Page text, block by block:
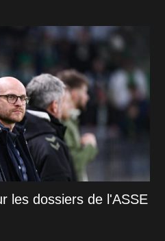
les dossiers de l'ASSE